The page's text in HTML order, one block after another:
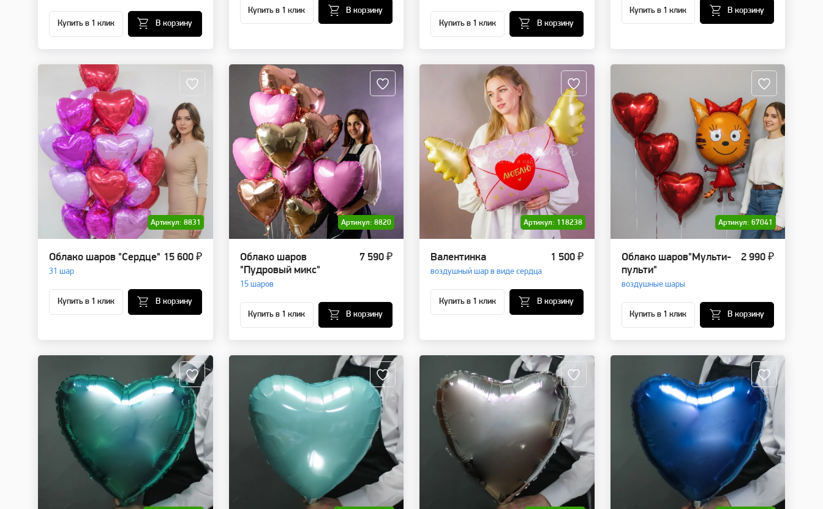
Купить в 1 клик В корзину
Купить в 1 клик В корзину
Купить в 1 клик В корзину
Купить в 1 клик В корзину
Артикул: 8831
Облако шаров "Сердце"
31 шар
15 600 ₽
Купить в 1 клик В корзину
Артикул: 8820
Облако шаров
"Пудровый микс"
15 шаров
7 590 ₽
Купить в 1 клик В корзину
Артикул: 118238
Валентинка
воздушный шар в виде сердца
1 500 ₽
Купить в 1 клик В корзину
Артикул: 67041
Облако шаров"Мульти-
пульти"
воздушные шары
2 990 ₽
Купить в 1 клик В корзину